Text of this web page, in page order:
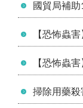
國貿局補
【恐怖蟲
【恐怖蟲
掃除用藥殺